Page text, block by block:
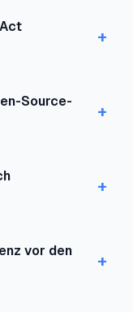
+
Source-
+
+
vor den
+